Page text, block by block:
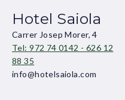
Hotel Saiola
Carrer Josep Morer, 4
Tel: 972 74 0142 - 626 12
88 35
info@hotelsaiola.com